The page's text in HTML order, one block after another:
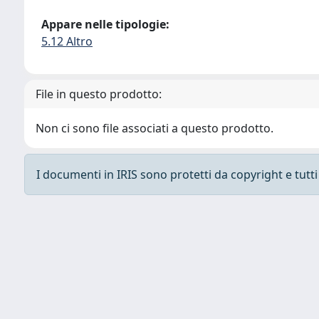
Appare nelle tipologie:
5.12 Altro
File in questo prodotto:
Non ci sono file associati a questo prodotto.
I documenti in IRIS sono protetti da copyright e